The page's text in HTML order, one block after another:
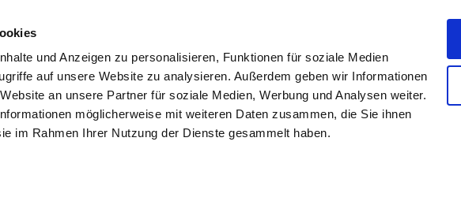
und Anzeigen zu personalisieren, Funktionen für soziale Medien
auf unsere Website zu analysieren. Außerdem geben wir Informationen
an unsere Partner für soziale Medien, Werbung und Analysen weiter.
möglicherweise mit weiteren Daten zusammen, die Sie ihnen
im Rahmen Ihrer Nutzung der Dienste gesammelt haben.
an Werktagen!